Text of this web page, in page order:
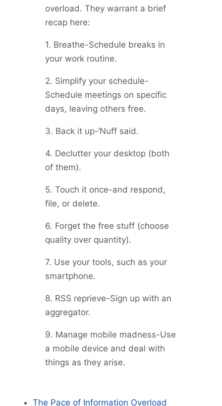
overload. They warrant a brief
recap here:
1. Breathe-Schedule breaks in
your work routine.
2. Simplify your schedule-
Schedule meetings on specific
days, leaving others free.
3. Back it up-‘Nuff said.
4. Declutter your desktop (both
of them).
5. Touch it once-and respond,
file, or delete.
6. Forget the free stuff (choose
quality over quantity).
7. Use your tools, such as your
smartphone.
8. RSS reprieve-Sign up with an
aggregator.
9. Manage mobile madness-Use
a mobile device and deal with
things as they arise.
The Pace of Information Overload